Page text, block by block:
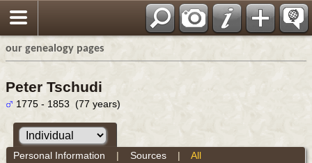
our genealogy pages
Peter Tschudi
1775 - 1853 (77 years)
Personal Information | Sources| All